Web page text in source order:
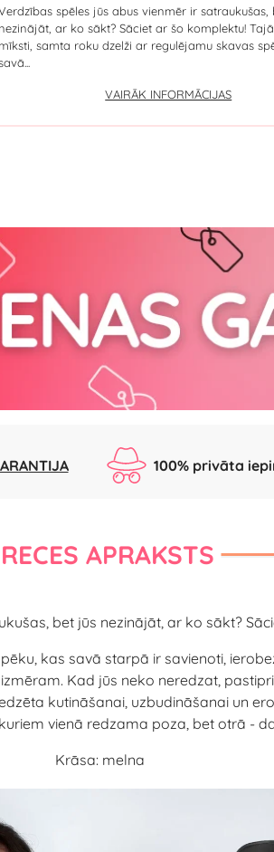
spēles jūs abus vienmēr ir satraukušas,
nezinājāt, ar ko sākt? Sāciet ar šo komplektu!
mīksti, samta roku dzelži ar regulējamu skavas
VAIRĀK INFORMĀCIJAS
100% privāta
APRAKSTS
bet jūs nezinājāt, ar ko sākt?
kas savā starpā ir savienoti,
Kad jūs neko neredzat,
kutināšanai, uzbudināšanai un
vienā redzama poza, bet otrā -
Krāsa: melna